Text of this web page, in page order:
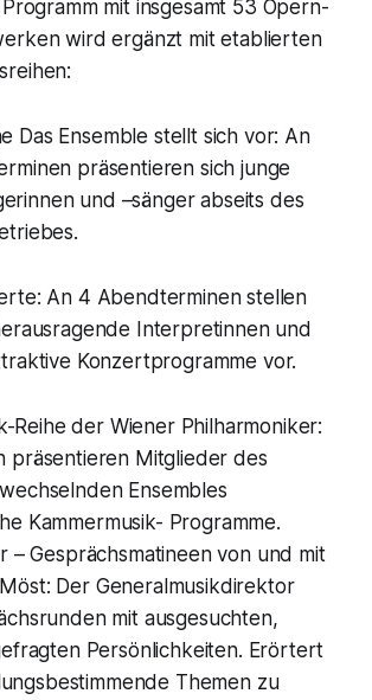
Programm mit insgesamt 53 Opern-
wird ergänzt mit etablierten
Das Ensemble stellt sich vor: An
präsentieren sich junge
und –sänger abseits des
An 4 Abendterminen stellen
Interpretinnen und
Konzertprogramme vor.
Reihe der Wiener Philharmoniker:
präsentieren Mitglieder des
Ensembles
Kammermusik- Programme.
– Gesprächsmatineen von und mit
Der Generalmusikdirektor
mit ausgesuchten,
Persönlichkeiten. Erörtert
Themen zu